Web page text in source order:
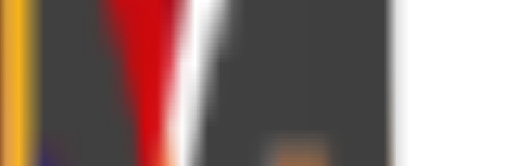
di spedizione